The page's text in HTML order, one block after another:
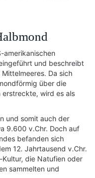
amerikanischen
und beschreibt
Da sich
über die
erstreckte, wird es als
und somit auch der
9.600 v.Chr. Doch auf
befanden sich
12. Jahrtausend v.Chr.
die Natufien oder
sammelten und